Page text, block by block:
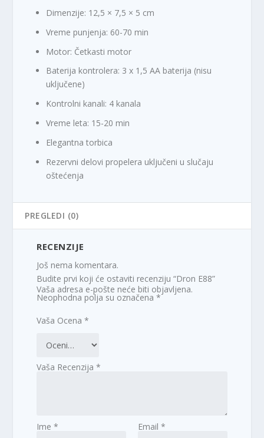
Dimenzije: 12,5 × 7,5 × 5 cm
Vreme punjenja: 60-70 min
Motor: Četkasti motor
Baterija kontrolera: 3 x 1,5 AA baterija (nisu
uključene)
Kontrolni kanali: 4 kanala
Vreme leta: 15-20 min
Elegantna torbica
Rezervni delovi propelera uključeni u slučaju
oštećenja
PREGLEDI (0)
RECENZIJE
Još nema komentara.
Budite prvi koji će ostaviti recenziju “Dron E88”
Vaša adresa e-pošte neće biti objavljena.
Neophodna polja su označena*
Vaša Ocena*
Vaša Recenzija*
Ime* Email *